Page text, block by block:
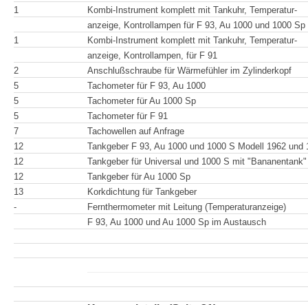
1
Kombi-Instrument komplett mit Tankuhr, Temperatur-
anzeige, Kontrollampen für F 93, Au 1000 und 1000 Sp
1
Kombi-Instrument komplett mit Tankuhr, Temperatur-
anzeige, Kontrollampen, für F 91
2
Anschlußschraube für Wärmefühler im Zylinderkopf
5
Tachometer für F 93, Au 1000
5
Tachometer für Au 1000 Sp
5
Tachometer für F 91
7
Tachowellen auf Anfrage
12
Tankgeber F 93, Au 1000 und 1000 S Modell 1962 und
12
Tankgeber für Universal und 1000 S mit " Bananentank"
12
Tankgeber für Au 1000 Sp
13
Korkdichtung für Tankgeber
-
Fernthermometer mit Leitung (Temperaturanzeige)
F 93, Au 1000 und Au 1000 Sp im Austausch